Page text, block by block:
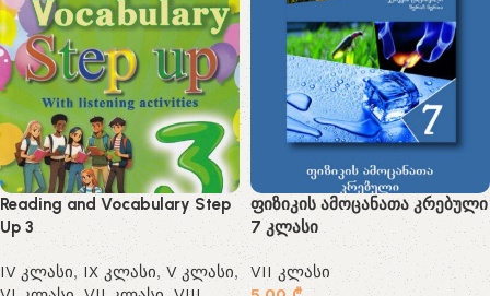
Reading and Vocabulary Step
Up 3
IV კლასი, IX კლასი,V კლასი,
ფიზიკის ამოცანათა კრებული
7 კლასი
VII კლასი